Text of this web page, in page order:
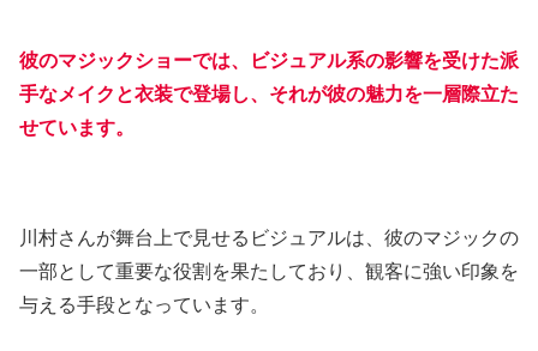
彼のマジックショーでは、ビジュアル系の影響を受けた派
手なメイクと衣装で登場し、それが彼の魅力を一層際立た
せています。
川村さんが舞台上で見せるビジュアルは、彼のマジックの
一部として重要な役割を果たしており、観客に強い印象を
与える手段となっています。